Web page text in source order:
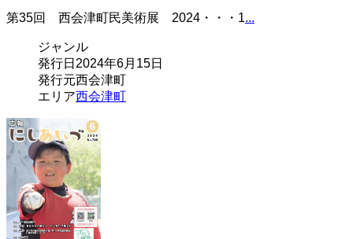
第35回 西会津町民美術展 2024・・・1...
ジャンル
発行日 2024年6月15日
発行元西会津町
エリア西会津町